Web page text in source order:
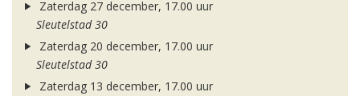
Zaterdag 27 december, 17.00 uur
Sleutelstad 30
Zaterdag 20 december, 17.00 uur
Sleutelstad 30
Zaterdag 13 december, 17.00 uur